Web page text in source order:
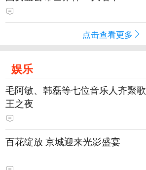
点击查看更多
娱乐
毛阿敏、韩磊等七位音乐人齐聚歌
王之夜
百花绽放 京城迎来光影盛宴